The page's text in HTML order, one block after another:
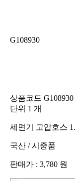
G108930
상품코드 G108930
단위 1 개
세면기 고압호스
국산 / 시중품
판매가 : 3,780 원